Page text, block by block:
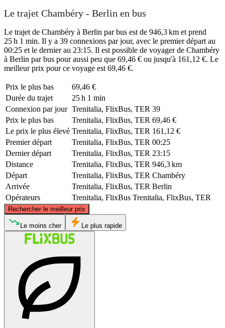
Le trajet Chambéry - Berlin en bus
Le trajet de Chambéry à Berlin par bus est de 946,3 km et prend
25 h 1 min. Il y a 39 connexions par jour, avec le premier départ au
00:25 et le dernier au 23:15. Il est possible de voyager de Chambéry
à Berlin par bus pour aussi peu que 69,46 € ou jusqu'à 161,12 €. Le
meilleur prix pour ce voyage est 69,46 €.
Prix ​​le plus bas
69,46 €
Durée du trajet
25 h 1 min
Connexion par jour Trenitalia, FlixBus, TER 39
Prix ​​le plus bas
Trenitalia, FlixBus, TER 69,46 €
Le prix le plus élevé Trenitalia, FlixBus, TER 161,12 €
Premier départ
Trenitalia, FlixBus, TER 00:25
Dernier départ
Trenitalia, FlixBus, TER 23:15
Distance
Trenitalia, FlixBus, TER 946,3 km
Départ
Trenitalia, FlixBus, TER Chambéry
Arrivée
Trenitalia, FlixBus, TER Berlin
Opérateurs
Trenitalia, FlixBus Trenitalia, FlixBus, TER
Rechercher le meilleur prix
©CARTO, ©OpenStreetMapcontributors
Le moins cher Le plus rapide